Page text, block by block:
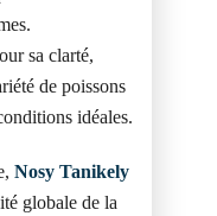
sa clarté,
de poissons
idéales.
Nosy Tanikely
globale de la